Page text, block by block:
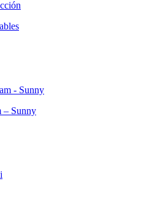
– Sunny